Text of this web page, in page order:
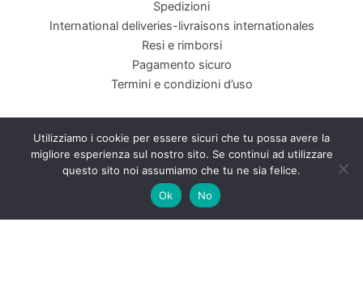
Spedizioni
International deliveries-livraisons internationales
Resi e rimborsi
Pagamento sicuro
Termini e condizioni d’uso
Viano Coltelleria Profumeria di Viano Margherita &amp; C SNC. Piazza
Galimberti, 2 12100 Cuneo CN P.I./C.F. 01792610048
Utilizziamo i cookie per essere sicuri che tu possa avere la
migliore esperienza sul nostro sito. Se continui ad utilizzare
questo sito noi assumiamo che tu ne sia felice.
Ok
No